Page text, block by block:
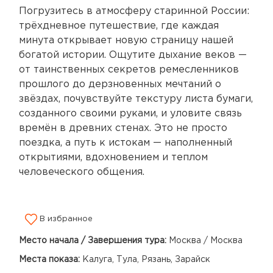
Погрузитесь в атмосферу старинной России:
трёхдневное путешествие, где каждая
минута открывает новую страницу нашей
богатой истории. Ощутите дыхание веков —
от таинственных секретов ремесленников
прошлого до дерзновенных мечтаний о
звёздах, почувствуйте текстуру листа бумаги,
созданного своими руками, и уловите связь
времён в древних стенах. Это не просто
поездка, а путь к истокам — наполненный
открытиями, вдохновением и теплом
человеческого общения.
В избранное
Место начала / Завершения тура: Москва / Москва
Места показа: Калуга, Тула, Рязань, Зарайск